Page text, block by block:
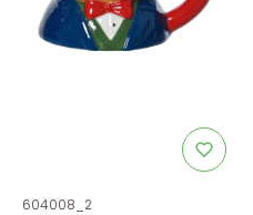
Kod produktu
604008_2